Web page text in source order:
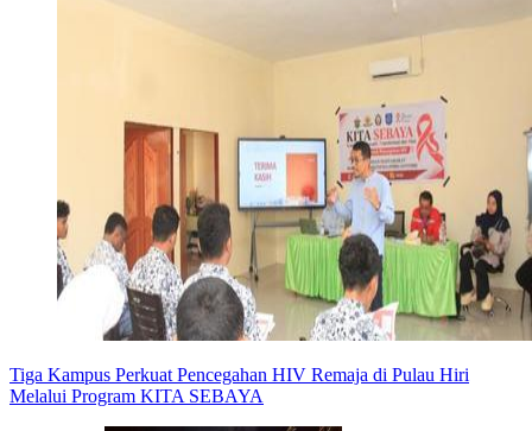
Tiga Kampus Perkuat Pencegahan HIV Remaja di Pulau Hiri
Melalui Program KITA SEBAYA